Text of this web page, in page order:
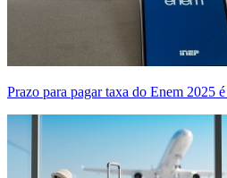
Prazo para pagar taxa do Enem 2025